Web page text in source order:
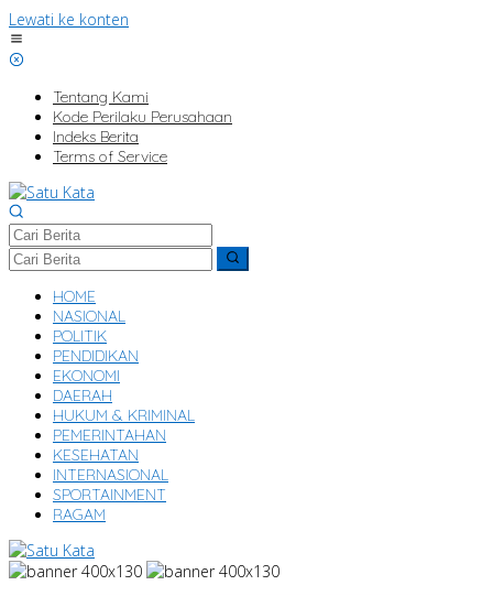
Lewati ke konten
Tentang Kami
Kode Perilaku Perusahaan
Indeks Berita
Terms of Service
HOME
NASIONAL
POLITIK
PENDIDIKAN
EKONOMI
DAERAH
HUKUM & KRIMINAL
PEMERINTAHAN
KESEHATAN
INTERNASIONAL
SPORTAINMENT
RAGAM